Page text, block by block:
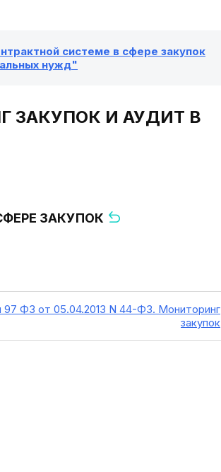
системе в сфере закупок
нужд"
ЗАКУПОК И АУДИТ В
ЗАКУПОК
97 ФЗ от 05.04.2013 N 44-ФЗ. Мониторинг
закупок